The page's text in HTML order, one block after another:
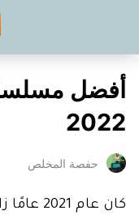
أفضل
2022
حفصة المخلص
كان